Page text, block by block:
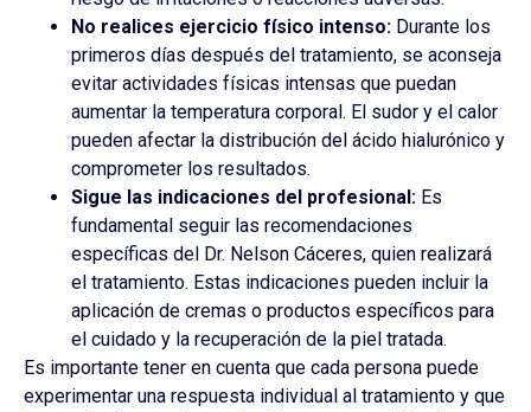
No realices ejercicio físico intenso: Durante los
primeros días después del tratamiento, se aconseja
evitar actividades físicas intensas que puedan
aumentar la temperatura corporal. El sudor y el calor
pueden afectar la distribución del ácido hialurónico y
comprometer los resultados.
Sigue las indicaciones del profesional: Es
fundamental seguir las recomendaciones
específicas del Dr. Nelson Cáceres, quien realizará
el tratamiento. Estas indicaciones pueden incluir la
aplicación de cremas o productos específicos para
el cuidado y la recuperación de la piel tratada.
Es importante tener en cuenta que cada persona puede
experimentar una respuesta individual al tratamiento y que